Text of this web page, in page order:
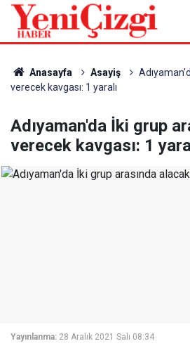
Anasayfa Asayiş
verecek kavgası: 1 yaralı
Adıyaman'da İki grup
verecek kavgası: 1
Yayınlanma: 28 Aralık 2021 Salı 08:34